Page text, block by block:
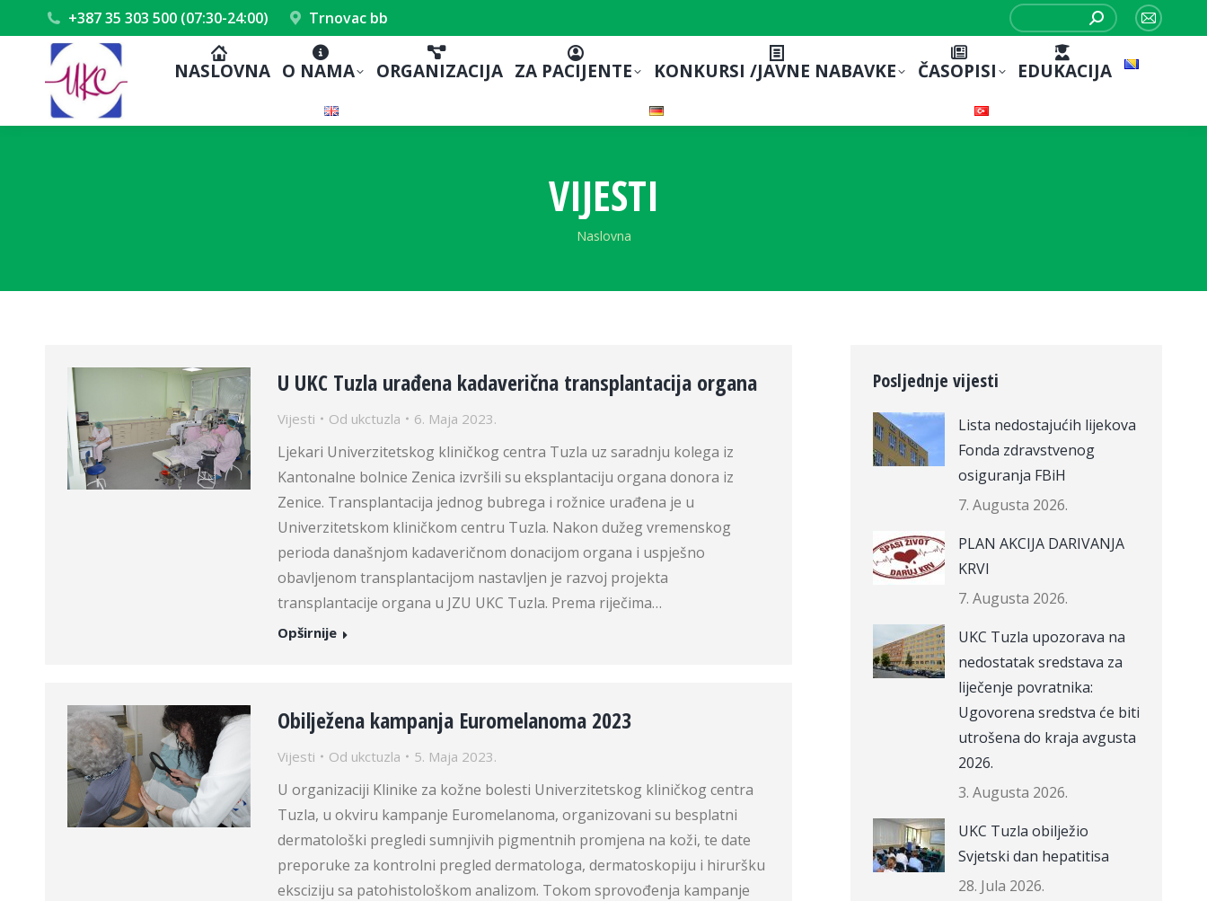
+387 35 303 500 (07:30-24:00) Trnovac bb
Search:
Mail
NASLOVNA O NAMA ORGANIZACIJA ZA PACIJENTE KONKURSI /JAVNE NABAVKE ČASOPISI EDUKACIJA
VIJESTI
You are here:
Naslovna
U UKC Tuzla urađena kadaverična transplantacija organa
Vijesti Od ukctuzla 6. Maja 2023.
Ljekari Univerzitetskog kliničkog centra Tuzla uz saradnju kolega iz
Kantonalne bolnice Zenica izvršili su eksplantaciju organa donora iz
Zenice. Transplantacija jednog bubrega i rožnice urađena je u
Univerzitetskom kliničkom centru Tuzla. Nakon dužeg vremenskog
perioda današnjom kadaveričnom donacijom organa i uspješno
obavljenom transplantacijom nastavljen je razvoj projekta
transplantacije organa u JZU UKC Tuzla. Prema riječima…
Opširnije
Obilježena kampanja Euromelanoma 2023
Vijesti Od ukctuzla 5. Maja 2023.
U organizaciji Klinike za kožne bolesti Univerzitetskog kliničkog centra
Tuzla, u okviru kampanje Euromelanoma, organizovani su besplatni
dermatološki pregledi sumnjivih pigmentnih promjena na koži, te date
preporuke za kontrolni pregled dermatologa, dermatoskopiju i hiruršku
eksciziju sa patohistološkom analizom. Tokom sprovođenja kampanje
Posljednje vijesti
Lista nedostajućih lijekova
Fonda zdravstvenog
osiguranja FBiH
7. Augusta 2026.
PLAN AKCIJA DARIVANJA
KRVI
7. Augusta 2026.
UKC Tuzla upozorava na
nedostatak sredstava za
liječenje povratnika:
Ugovorena sredstva će biti
utrošena do kraja avgusta
2026.
3. Augusta 2026.
UKC Tuzla obilježio
Svjetski dan hepatitisa
28. Jula 2026.